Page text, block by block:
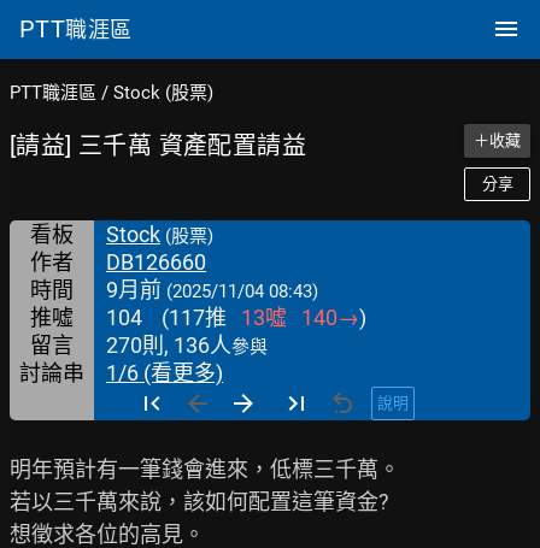
PTT職涯區
PTT職涯區 / Stock (股票)
[請益] 三千萬 資產配置請益 ＋收藏
分享
看板 Stock (股票)
作者
DB126660
時間
9月前 (2025/11/04 08:43)
推噓 104 (117推 13噓 140→)
留言
270則, 136人參與
討論串 1/6 (看更多)
說明
明年預計有一筆錢會進來，低標三千萬。
若以三千萬來說，該如何配置這筆資金?
想徵求各位的高見。